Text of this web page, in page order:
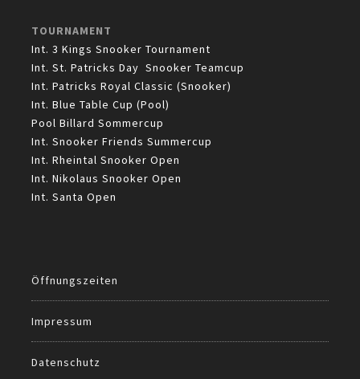
TOURNAMENT
Int. 3 Kings Snooker Tournament
Int. St. Patricks Day Snooker Teamcup
Int. Patricks Royal Classic (Snooker)
Int. Blue Table Cup (Pool)
Pool Billard Sommercup
Int. Snooker Friends Summercup
Int. Rheintal Snooker Open
Int. Nikolaus Snooker Open
Int. Santa Open
Öffnungszeiten
Impressum
Datenschutz